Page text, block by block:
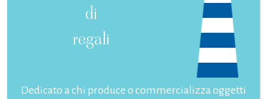
di
regali
Dedicato a chi produce o commercializza oggetti